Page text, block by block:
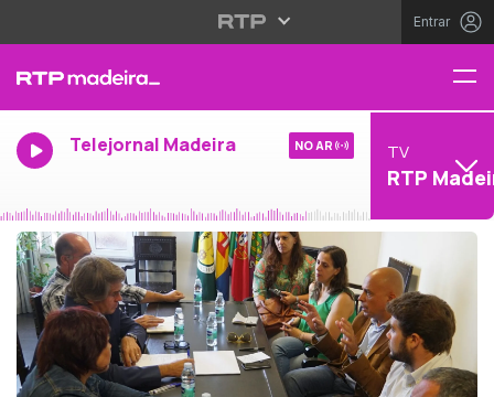
Entrar
Telejornal Madeira NO AR TV
RTP